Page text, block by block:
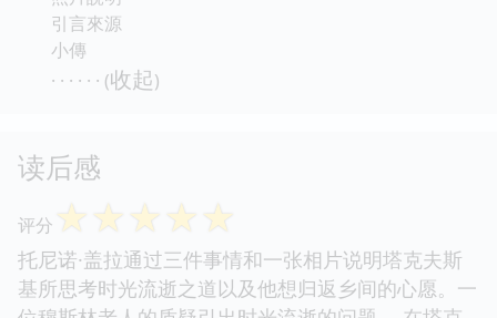
引言來源
小傳
· · · · · · (收起)
读后感
评分 ☆☆☆☆☆
托尼诺·盖拉通过三件事情和一张相片说明塔克夫斯
基所思考时光流逝之道以及他想归返乡间的心愿。一